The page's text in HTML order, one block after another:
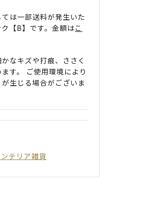
は一部送料が発生いた
【B】です。金額はこ
なキズや打痕、ささく
す。 ご使用環境により
生じる場合がございま
テリア雑貨